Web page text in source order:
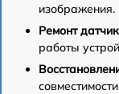
изображения.
Ремонт
работы